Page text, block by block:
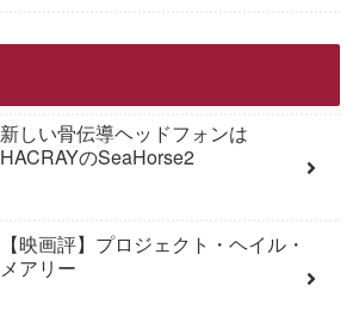
新しい骨伝導ヘッドフォンは
HACRAYのSeaHorse2
【映画評】プロジェクト・ヘイル・
メアリー